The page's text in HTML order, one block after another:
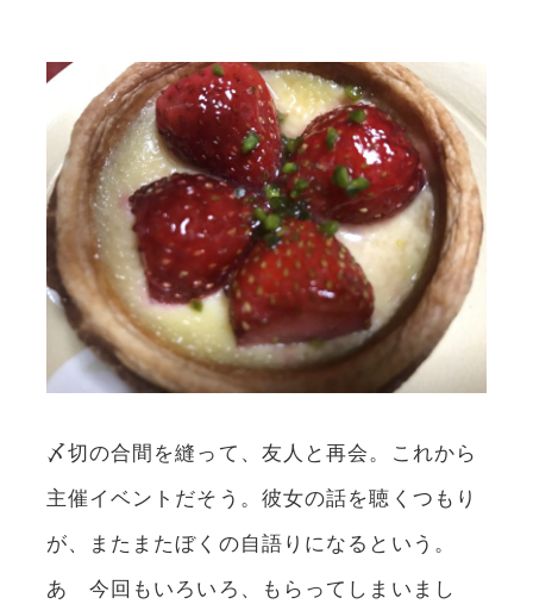
〆切の合間を縫って、友人と再会。これから
主催イベントだそう。彼女の話を聴くつもり
が、またまたぼくの自語りになるという。
あゝ今回もいろいろ、もらってしまいまし